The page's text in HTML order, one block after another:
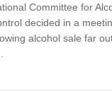
Committee for
decided in a
alcohol sale far